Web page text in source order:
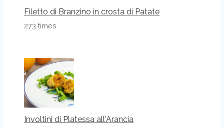
Filetto di Branzino in crosta di Patate
273 times
Involtini di Platessa all'Arancia